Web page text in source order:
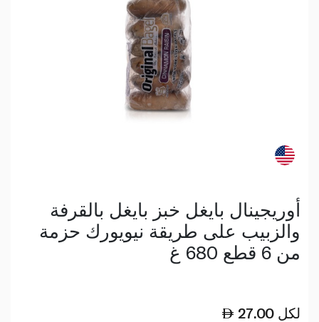
أوريجينال بايغل خبز بايغل بالقرفة
والزبيب على طريقة نيويورك حزمة
من 6 قطع 680 غ
27.00 لكل